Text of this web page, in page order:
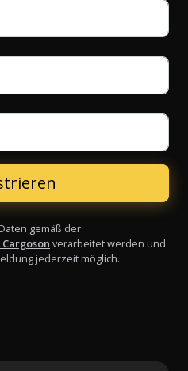
gemäß der
verarbeitet werden und
jederzeit möglich.